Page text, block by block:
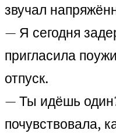
звучал
— Я сегодня
пригласила
отпуск.
— Ты идёшь
почувствовала,